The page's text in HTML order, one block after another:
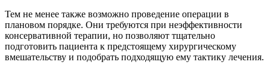
Тем не менее также возможно проведение операции в
плановом порядке. Они требуются при неэффективности
консервативной терапии, но позволяют тщательно
подготовить пациента к предстоящему хирургическому
вмешательству и подобрать подходящую ему тактику лечения.